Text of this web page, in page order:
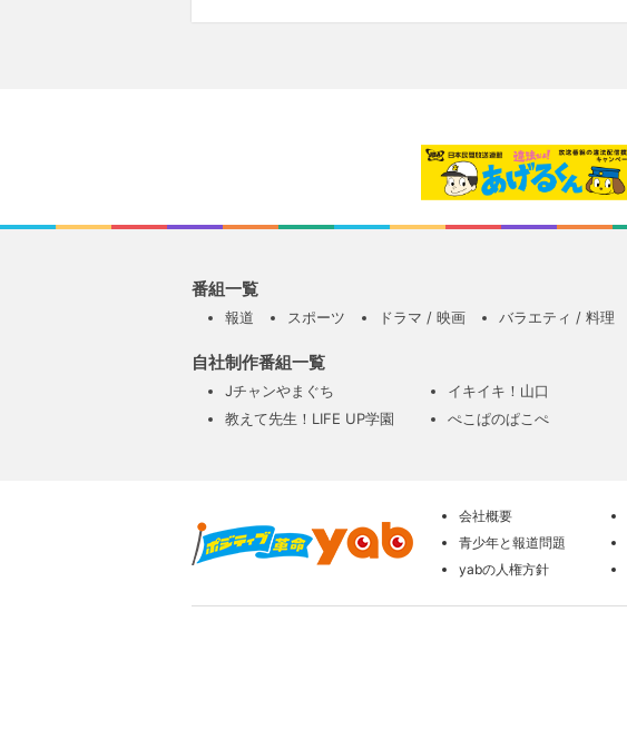
番組一覧
報道 スポーツ ドラマ / 映画 バラエティ / 料理
自社制作番組一覧
Jチャンやまぐち イキイキ！山口
教えて先生！LIFE UP学園
ぺこぱのぱこぺ
会社概要
青少年と報道問題
yabの人権方針